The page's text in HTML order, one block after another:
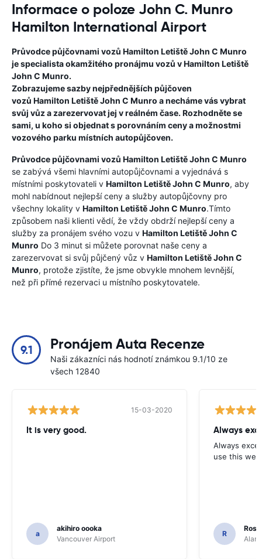
Informace o poloze John C. Munro
Hamilton International Airport
Průvodce půjčovnami vozů Hamilton Letiště John C Munro
je specialista okamžitého pronájmu vozů vHamilton Letiště
John C Munro.
Zobrazujeme sazby nejpřednějších půjčoven
vozů Hamilton Letiště John C Munro a necháme vás vybrat
svůj vůz a zarezervovat jej v reálném čase. Rozhodněte se
sami, u koho si objednat s porovnáním ceny a možnostmi
vozového parku místních autopůjčoven.
Průvodce půjčovnami vozů Hamilton Letiště John C Munro
se zabývá všemi hlavními autopůjčovnami a vyjednává s
místními poskytovateli v Hamilton Letiště John C Munro, aby
mohl nabídnout nejlepší ceny a služby autopůjčovny pro
všechny lokality v Hamilton Letiště John C Munro.Tímto
způsobem naši klienti vědí, že vždy obdrží nejlepší ceny a
služby za pronájem svého vozu v Hamilton Letiště John C
Munro Do 3 minut si můžete porovnat naše ceny a
zarezervovat si svůj půjčený vůz v Hamilton Letiště John C
Munro, protože zjistíte, že jsme obvykle mnohem levnější,
než při přímé rezervaci u místního poskytovatele.
9.1 Pronájem Auta Recenze
Naši zákazníci nás hodnotí známkou 9.1/10 ze
všech 12840
15-03-2020
It is very good.
a
akihiro oooka
Vancouver Airport
Always
Always
use this
R